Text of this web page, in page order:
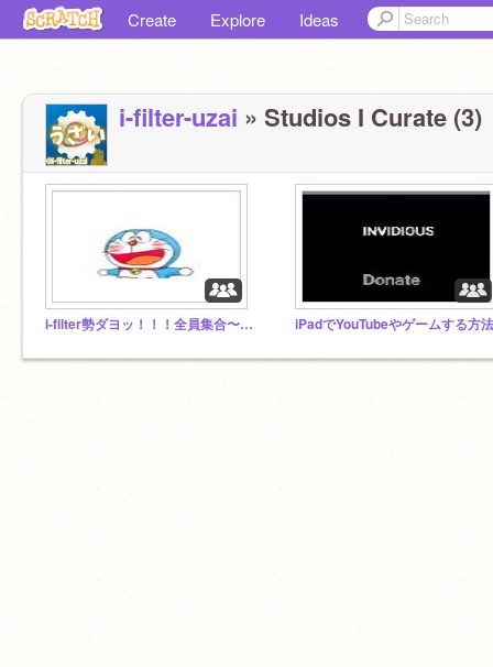
Create Explore Ideas
i-filter-uzai » Studios I Curate (3)
i-filter勢ダヨッ！！！全員集合〜〜〜〜〜！ iPadでYouTubeやゲームする方法